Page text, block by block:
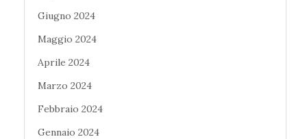
Giugno 2024
Maggio 2024
Aprile 2024
Marzo 2024
Febbraio 2024
Gennaio 2024